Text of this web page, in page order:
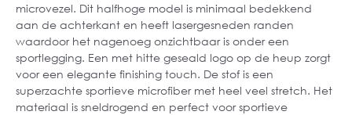
microvezel. Dit halfhoge model is minimaal bedekkend
aan de achterkant en heeft lasergesneden randen
waardoor het nagenoeg onzichtbaar is onder een
sportlegging. Een met hitte geseald logo op de heup zorgt
voor een elegante finishing touch. De stof is een
superzachte sportieve microfiber met heel veel stretch. Het
materiaal is sneldrogend en perfect voor sportieve